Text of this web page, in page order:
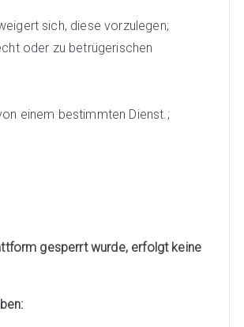
sich, diese vorzulegen;
oder zu betrügerischen
einem bestimmten Dienst.;
gesperrt wurde, erfolgt keine